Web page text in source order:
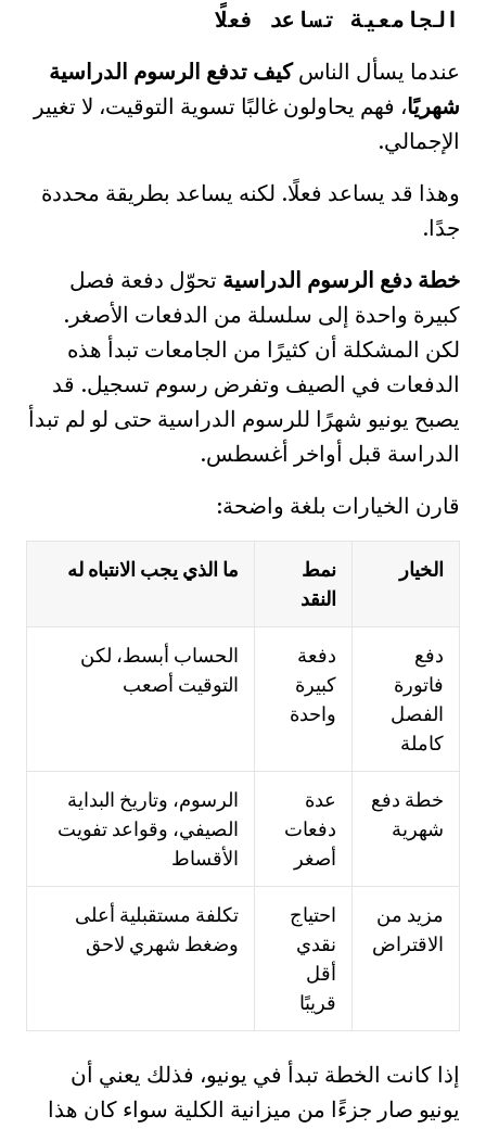
الجامعية تساعد فعلًا
عندما يسأل الناسكيف تدفع الرسوم الدراسية
شهريًا، فهم يحاولون غالبًا تسوية التوقيت، لا تغيير
الإجمالي.
وهذا قد يساعد فعلًا. لكنه يساعد بطريقة محددة
جدًا.
خطة دفع الرسوم الدراسية تحوّل دفعة فصل
كبيرة واحدة إلى سلسلة من الدفعات الأصغر.
لكن المشكلة أن كثيرًا من الجامعات تبدأ هذه
الدفعات في الصيف وتفرض رسوم تسجيل. قد
يصبح يونيو شهرًا للرسوم الدراسية حتى لو لم تبدأ
الدراسة قبل أواخر أغسطس.
قارن الخيارات بلغة واضحة:
الخيار
نمط
النقد
ما الذي يجب الانتباه له
دفع
فاتورة
الفصل
كاملة
دفعة
كبيرة
واحدة
الحساب أبسط، لكن
التوقيت أصعب
خطة دفع
شهرية
عدة
دفعات
أصغر
الرسوم، وتاريخ البداية
الصيفي، وقواعد تفويت
الأقساط
مزيد من
الاقتراض
احتياج
نقدي
أقل
قريبًا
تكلفة مستقبلية أعلى
وضغط شهري لاحق
إذا كانت الخطة تبدأ في يونيو، فذلك يعني أن
يونيو صار جزءًا من ميزانية الكلية سواء كان هذا